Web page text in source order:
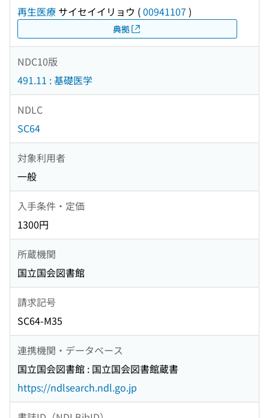
再生医療 サイセイイリョウ (00941107 )
典拠
NDC10版
491.11 : 基礎医学
NDLC
SC64
対象利用者
一般
入手条件・定価
1300円
所蔵機関
国立国会図書館
請求記号
SC64-M35
連携機関・データベース
国立国会図書館 : 国立国会図書館蔵書
https://ndlsearch.ndl.go.jp